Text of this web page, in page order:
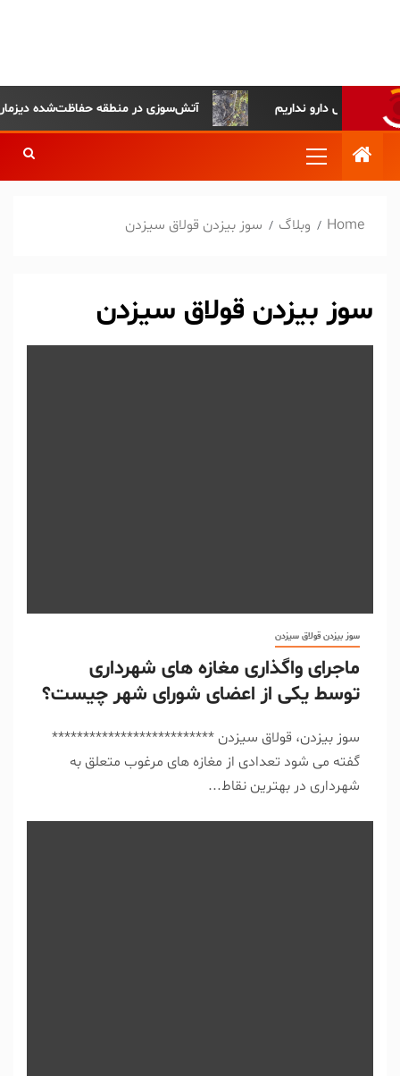
آتش‌سوزی در منطقه حفاظت‌شده دیزمار مهار
Home وبلاگ سوز بیزدن قولاق سیزدن
سوز بیزدن قولاق سیزدن
سوز بیزدن قولاق سیزدن
ماجرای واگذاری مغازه های شهرداری
توسط یکی از اعضای شورای شهر چیست؟
سوز بیزدن، قولاق سیزدن **************************
گفته می شود تعدادی از مغازه های مرغوب متعلق به
شهرداری در بهترین نقاط...